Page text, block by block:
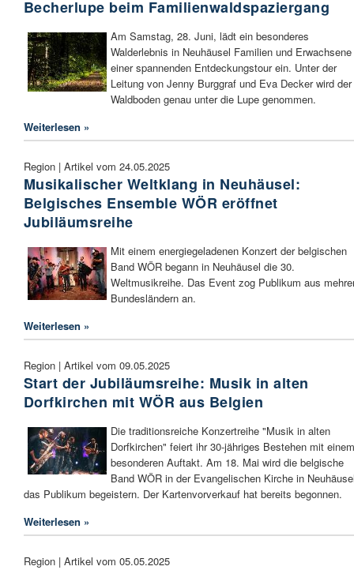
Becherlupe beim Familienwaldspaziergang
Am Samstag, 28. Juni, lädt ein besonderes
Walderlebnis in Neuhäusel Familien und
einer spannenden Entdeckungstour ein. Unter der
Leitung von Jenny Burggraf und Eva Decker wird der
Waldboden genau unter die Lupe genommen.
Weiterlesen »
Region | Artikel vom 24.05.2025
Musikalischer Weltklang in Neuhäusel:
Belgisches Ensemble WÖR eröffnet
Jubiläumsreihe
Mit einem energiegeladenen Konzert der belgischen
Band WÖR begann in Neuhäusel die 30.
Weltmusikreihe. Das Event zog Publikum aus
Bundesländern an.
Weiterlesen »
Region | Artikel vom 09.05.2025
Start der Jubiläumsreihe: Musik in alten
Dorfkirchen mit WÖR aus Belgien
Die traditionsreiche Konzertreihe "Musik in alten
Dorfkirchen" feiert ihr 30-jähriges Bestehen mit einem
besonderen Auftakt. Am 18. Mai wird die belgische
Band WÖR in der Evangelischen Kirche in
das Publikum begeistern. Der Kartenvorverkauf hat bereits begonnen.
Weiterlesen »
Region | Artikel vom 05.05.2025